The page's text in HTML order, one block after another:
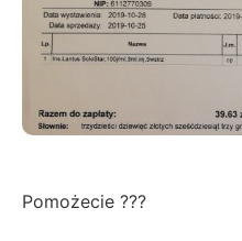
Pomożecie ???